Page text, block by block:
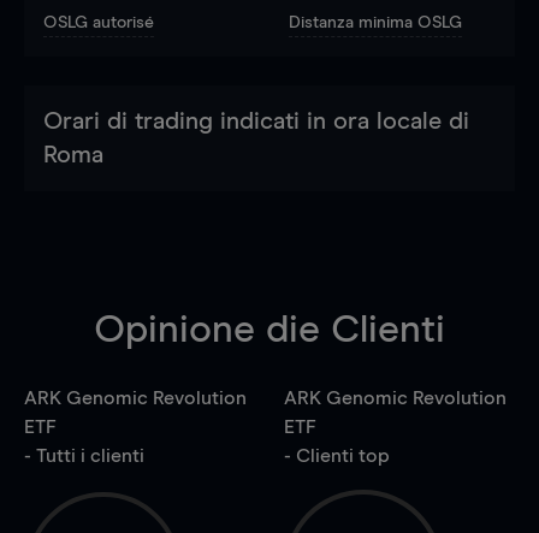
OSLG autorisé Distanza minima OSLG
Orari di trading indicati in ora locale di
Roma
Opinione die Clienti
ARK Genomic Revolution
ETF
- Tutti i clienti
ARK Genomic Revolution
ETF
- Clienti top